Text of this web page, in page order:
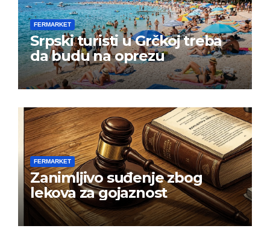
FERMARKET
Srpski turisti u Grčkoj treba
da budu na oprezu
FERMARKET
Zanimljivo suđenje zbog
lekova za gojaznost